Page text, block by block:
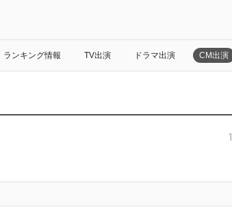
ランキング情報 TV出演 ドラマ出演 CM出演
1